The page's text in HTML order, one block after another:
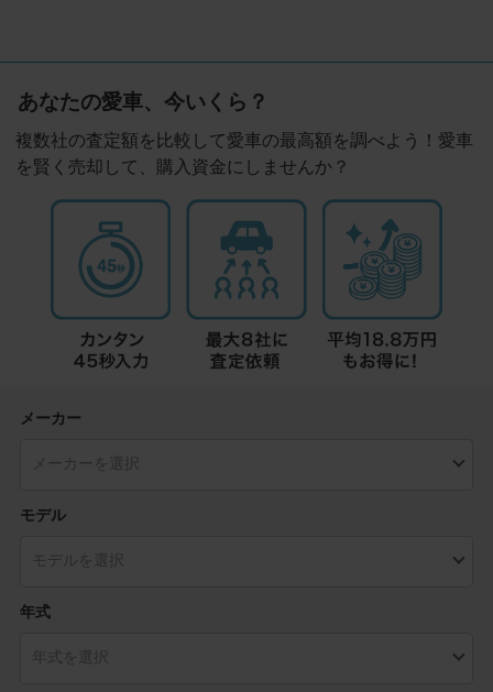
あなたの愛車、今いくら？
複数社の査定額を比較して愛車の最高額を調べよう！愛車
を賢く売却して、購入資金にしませんか？
メーカー
モデル
年式